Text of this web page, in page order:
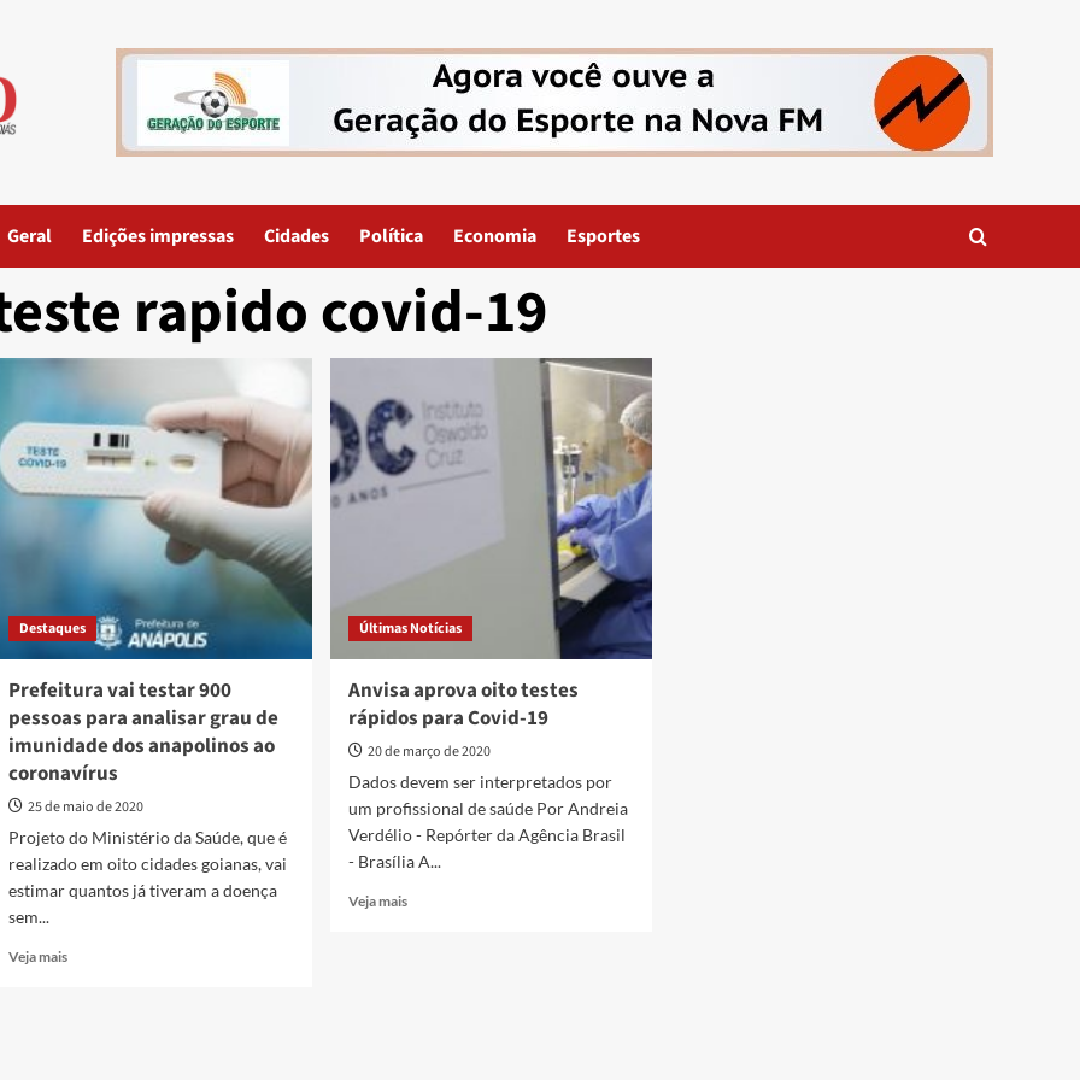
Geral Edições impressas Cidades Política Economia Esportes
rapido covid-19
Destaques
Prefeitura vai testar 900
pessoas para analisar grau de
imunidade dos anapolinos ao
coronavírus
25 de maio de 2020
Projeto do Ministério da Saúde, que é
realizado em oito cidades goianas, vai
estimar quantos já tiveram a doença
sem...
Veja maisRead
Últimas Notícias
Anvisa aprova oito testes
rápidos para Covid-19
20 de março de 2020
Dados devem ser interpretados por
um profissional de saúde Por Andreia
Verdélio - Repórter da Agência Brasil
- Brasília A...
Veja maisRead